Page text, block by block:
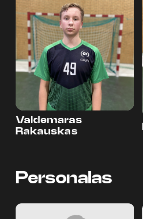
Valdemaras
Rakauskas
Personalas